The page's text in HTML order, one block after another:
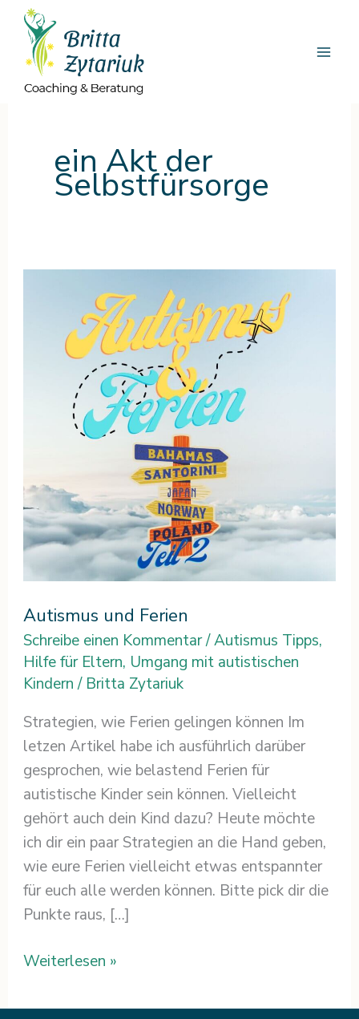
Zum
Inhalt
springen
ein Akt der
Selbstfürsorge
Autismus und Ferien
Schreibe einen Kommentar/Autismus Tipps,
Hilfe für Eltern, Umgang mit autistischen
Kindern/ Britta Zytariuk
Strategien, wie Ferien gelingen können Im
letzen Artikel habe ich ausführlich darüber
gesprochen, wie belastend Ferien für
autistische Kinder sein können. Vielleicht
gehört auch dein Kind dazu? Heute möchte
ich dir ein paar Strategien an die Hand geben,
wie eure Ferien vielleicht etwas entspannter
für euch alle werden können. Bitte pick dir die
Punkte raus, […]
Weiterlesen »